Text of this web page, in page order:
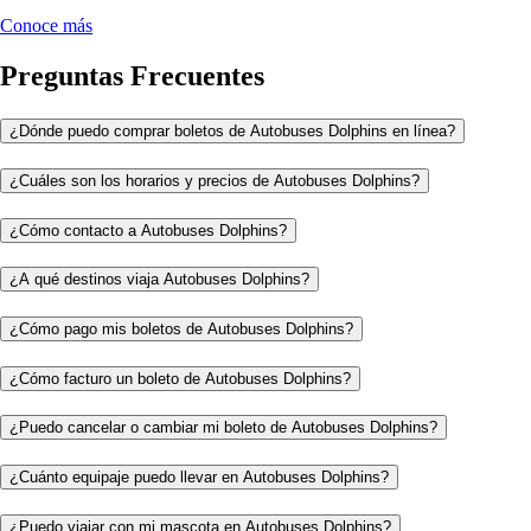
Conoce más
Preguntas Frecuentes
¿Dónde puedo comprar boletos de Autobuses Dolphins en línea?
¿Cuáles son los horarios y precios de Autobuses Dolphins?
¿Cómo contacto a Autobuses Dolphins?
¿A qué destinos viaja Autobuses Dolphins?
¿Cómo pago mis boletos de Autobuses Dolphins?
¿Cómo facturo un boleto de Autobuses Dolphins?
¿Puedo cancelar o cambiar mi boleto de Autobuses Dolphins?
¿Cuánto equipaje puedo llevar en Autobuses Dolphins?
¿Puedo viajar con mi mascota en Autobuses Dolphins?